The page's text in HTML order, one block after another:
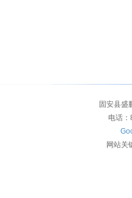
固安县盛
电话
网站关